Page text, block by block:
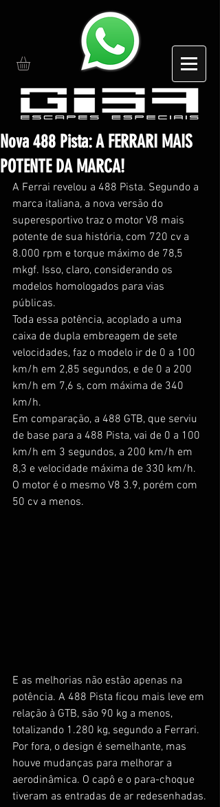
Nova 488 Pista: A FERRARI MAIS
POTENTE DA MARCA!
A Ferrai revelou a 488 Pista. Segundo a
marca italiana, a nova versão do
superesportivo traz o motor V8 mais
potente de sua história, com 720 cv a
8.000 rpm e torque máximo de 78,5
mkgf. Isso, claro, considerando os
modelos homologados para vias
públicas.
Toda essa potência, acoplado a uma
caixa de dupla embreagem de sete
velocidades, faz o modelo ir de 0 a 100
km/h em 2,85 segundos, e de 0 a 200
km/h em 7,6 s, com máxima de 340
km/h.
Em comparação, a 488 GTB, que serviu
de base para a 488 Pista, vai de 0 a 100
km/h em 3 segundos, a 200 km/h em
8,3 e velocidade máxima de 330 km/h.
O motor é o mesmo V8 3.9, porém com
50 cv a menos.
E as melhorias não estão apenas na
potência. A 488 Pista ficou mais leve em
relação à GTB, são 90 kg a menos,
totalizando 1.280 kg, segundo a Ferrari.
Por fora, o design é semelhante, mas
houve mudanças para melhorar a
aerodinâmica. O capô e o para-choque
tiveram as entradas de ar redesenhadas.